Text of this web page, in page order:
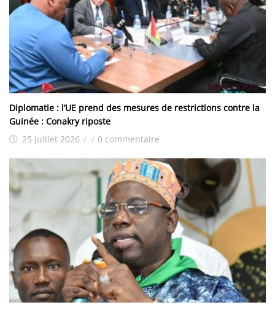
Diplomatie : l’UE prend des mesures de restrictions contre la
Guinée : Conakry riposte
25 juillet 2026 / / 0 commentaire